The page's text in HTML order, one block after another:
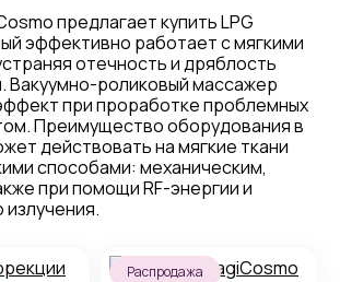
предлагает купить LPG
эффективно работает с мягкими
отечность и дряблость
Вакуумно-роликовый массажер
при проработке проблемных
Преимущество оборудования в
действовать на мягкие ткани
способами: механическим,
при помощи RF-энергии и
Распродажа